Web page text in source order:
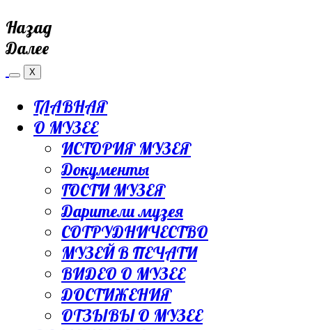
Назад
Далее
X
ГЛАВНАЯ
О МУЗЕЕ
ИСТОРИЯ МУЗЕЯ
Документы
ГОСТИ МУЗЕЯ
Дарители музея
СОТРУДНИЧЕСТВО
МУЗЕЙ В ПЕЧАТИ
ВИДЕО О МУЗЕЕ
ДОСТИЖЕНИЯ
ОТЗЫВЫ О МУЗЕЕ